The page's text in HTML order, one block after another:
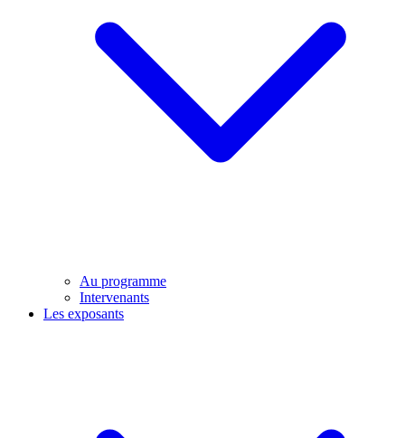
Au programme
Intervenants
Les exposants